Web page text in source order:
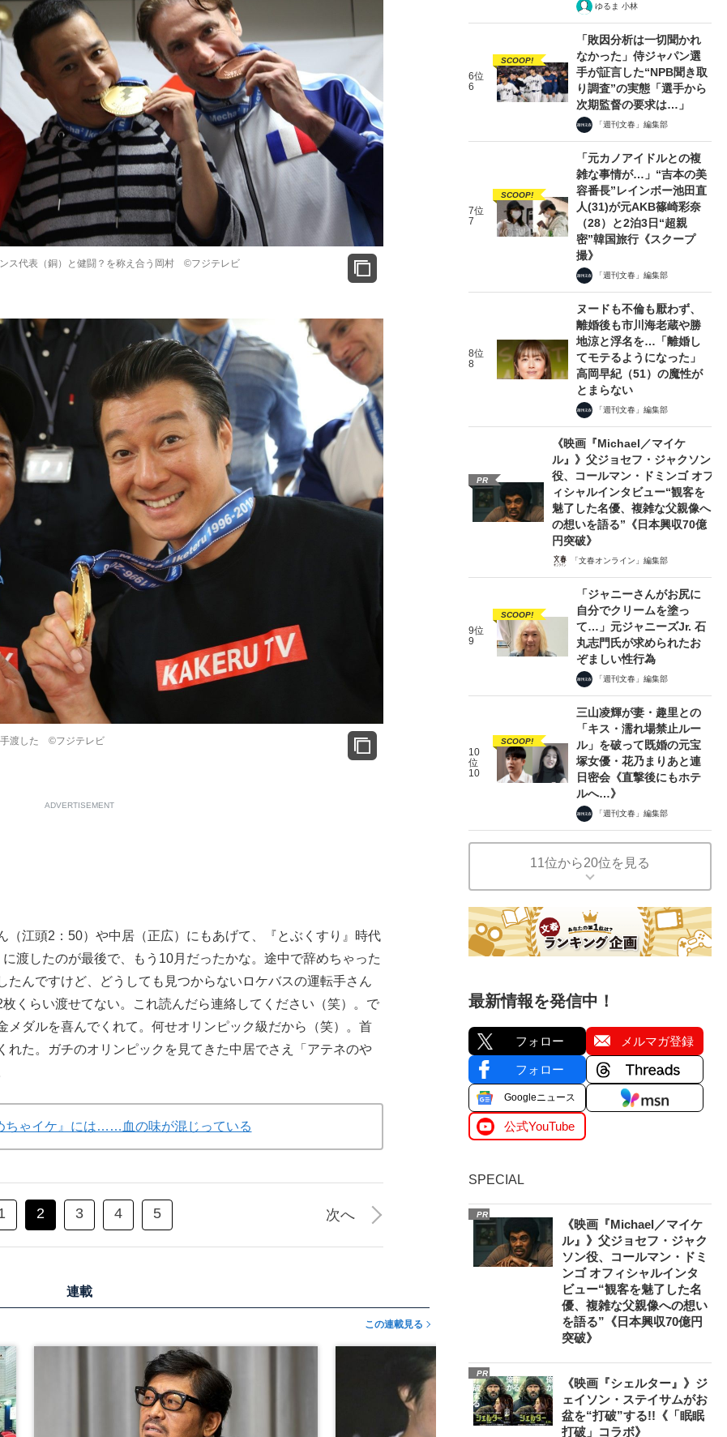
ス代表（銅）と健闘？を称え合う岡村 ©フジテレビ
手渡した ©フジテレビ
ADVERTISEMENT
江頭2：50）や中居（正広）にもあげて、『とぶくすり』時代
渡したのが最後で、もう10月だったかな。途中で辞めちゃった
たんですけど、どうしても見つからないロケバスの運転手さん
くらい渡せてない。これ読んだら連絡してください（笑）。で
メダルを喜んでくれて。何せオリンピック級だから（笑）。首
れた。ガチのオリンピックを見てきた中居でさえ「アテネのや
ちゃイケ』には……血の味が混じっている
2 3 4 5 次へ
連載
この連載見る
ゆるま 小林
6位
6
SCOOP!
「敗因分析は一切聞かれ
なかった」侍ジャパン選
手が証言した“NPB聞き取
り調査”の実態「選手から
次期監督の要求は…」
「週刊文春」編集部
7位
7
SCOOP!
「元カノアイドルとの複
雑な事情が…」“吉本の美
容番長”レインボー池田直
人(31)が元AKB篠崎彩奈
（28）と2泊3日“超親
密”韓国旅行《スクープ
撮》
「週刊文春」編集部
8位
8
ヌードも不倫も厭わず、
離婚後も市川海老蔵や勝
地涼と浮名を…「離婚し
てモテるようになった」
高岡早紀（51）の魔性が
とまらない
「週刊文春」編集部
PR
《映画『Michael／マイケ
ル』》父ジョセフ・ジャクソン
役、コールマン・ドミンゴ オフ
ィシャルインタビュー“観客を
魅了した名優、複雑な父親像へ
の想いを語る”《日本興収70億
円突破》
「文春オンライン」編集部
9位
9
SCOOP!
「ジャニーさんがお尻に
自分でクリームを塗っ
て…」元ジャニーズJr. 石
丸志門氏が求められたお
ぞましい性行為
「週刊文春」編集部
10
位
10
SCOOP!
三山凌輝が妻・趣里との
「キス・濡れ場禁止ルー
ル」を破って既婚の元宝
塚女優・花乃まりあと連
日密会《直撃後にもホテ
ルへ…》
「週刊文春」編集部
11位から20位を見る
最新情報を発信中！
フォロー メルマガ登録
フォロー
Googleニュース
公式YouTube
SPECIAL
PR
《映画『Michael／マイケ
ル』》父ジョセフ・ジャク
ソン役、コールマン・ドミ
ンゴ オフィシャルインタ
ビュー“観客を魅了した名
優、複雑な父親像への想い
を語る”《日本興収70億円
突破》
PR
《映画『シェルター』》ジ
ェイソン・ステイサムがお
盆を“打破”する!!《「眠眠
打破」コラボ》